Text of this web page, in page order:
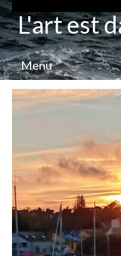
L'art est
Menu